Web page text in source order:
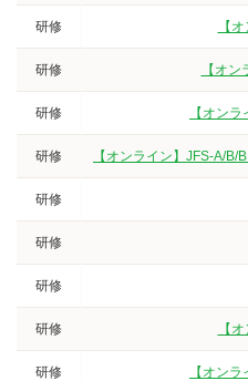
研修 【
研修 【オ
研修 【オン
研修 【オンライン】JFS-A/
研修
研修
研修
研修 【
研修 【オン